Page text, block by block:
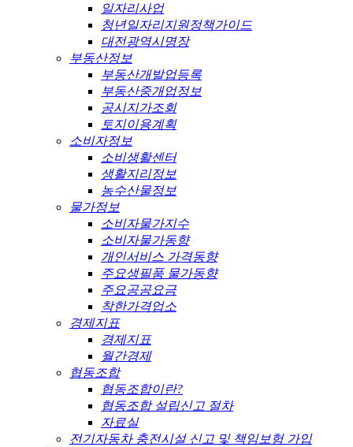
일자리사업
청년일자리지원정책가이드
대전광역시명장
부동산정보
부동산개발업등록
부동산중개업정보
공시지가조회
토지이용계획
소비자정보
소비생활센터
생활지리정보
농수산물정보
물가정보
소비자물가지수
소비자물가동향
개인서비스 가격동향
주요생필품 물가동향
주요공공요금
착한가격업소
경제지표
경제지표
월간경제
협동조합
협동조합이란?
협동조합 설립신고 절차
자료실
전기자동차 충전시설 신고 및 책임보험 가입